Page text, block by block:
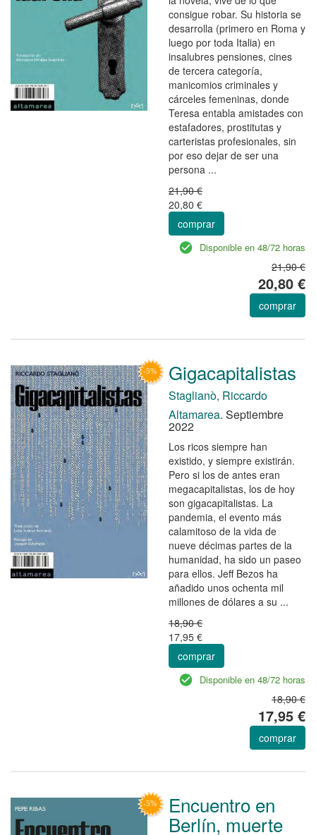
consigue robar. Su historia se
desarrolla (primero en Roma y
luego por toda Italia) en
insalubres pensiones, cines
de tercera categoría,
manicomios criminales y
cárceles femeninas, donde
Teresa entabla amistades con
estafadores, prostitutas y
carteristas profesionales, sin
por eso dejar de ser una
persona ...
21,90 €
20,80 €
comprar
Disponible en 48/72 horas
21,90 €
20,80 €
comprar
Gigacapitalistas
Staglianò, Riccardo
Altamarea. Septiembre
2022
Los ricos siempre han
existido, y siempre existirán.
Pero si los de antes eran
megacapitalistas, los de hoy
son gigacapitalistas. La
pandemia, el evento más
calamitoso de la vida de
nueve décimas partes de la
humanidad, ha sido un paseo
para ellos. Jeff Bezos ha
añadido unos ochenta mil
millones de dólares a su ...
18,90 €
17,95 €
comprar
Disponible en 48/72 horas
18,90 €
17,95 €
comprar
Encuentro en
Berlín, muerte